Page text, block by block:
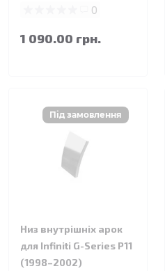
0
1 090.00 грн.
Низ внутрішніх арок
для Infiniti G-Series P11
(1998–2002)